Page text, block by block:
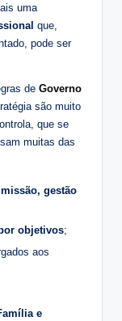
uma
que,
pode ser
de Governo
são muito
que se
muitas das
gestão
objetivos;
aos
e